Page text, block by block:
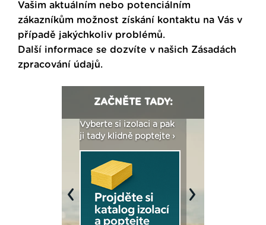
Vašim aktuálním nebo potenciálním
zákazníkům možnost získání kontaktu na Vás v
případě jakýchkoliv problémů.
Další informace se dozvíte v našich Zásadách
zpracování údajů.
ZAČNĚTE TADY:
Vyberte si izolaci a pak
ji tady klidně poptejte ›
Previous Next